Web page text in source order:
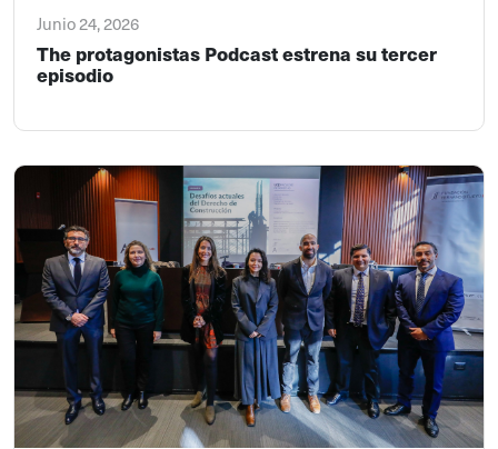
Junio 24, 2026
The protagonistas Podcast estrena su tercer
episodio